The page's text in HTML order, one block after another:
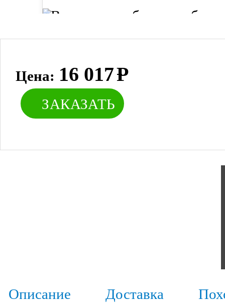
Цена: 16 017Р
ЗАКАЗАТЬ
Описание Доставка